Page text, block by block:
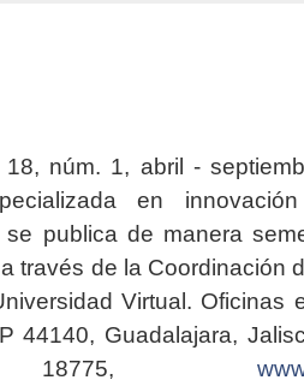
18, núm. 1, abril -
en
se publica de manera
través de la Coordinación
Virtual. Oficinas
44140, Guadalajara,
18775,